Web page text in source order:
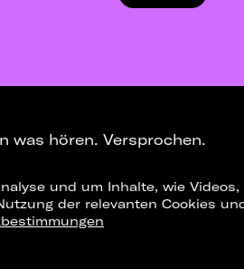
und um Inhalte, wie Videos,
der relevanten Cookies
was hören. Versprochen.
TELEGRAM-CHANNEL